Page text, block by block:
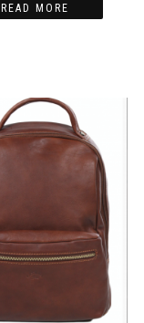
READ MORE